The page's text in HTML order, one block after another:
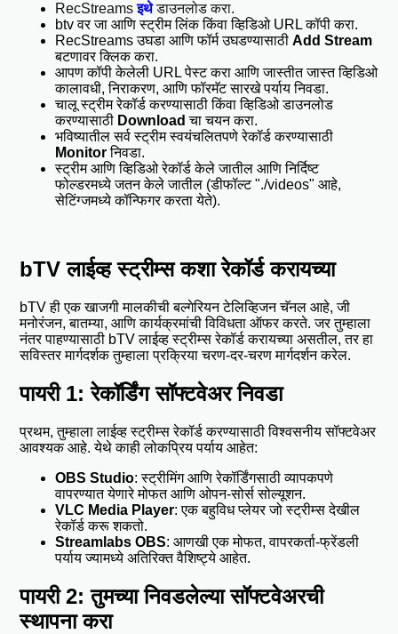
RecStreamsइथेडाउनलोड करा.
btv वर जा आणि स्ट्रीम लिंक किंवा व्हिडिओ URL कॉपी करा.
RecStreams उघडा आणि फॉर्म उघडण्यासाठीAdd Stream
बटणावर क्लिक करा.
आपण कॉपी केलेली URL पेस्ट करा आणि जास्तीत जास्त व्हिडिओ
कालावधी, निराकरण, आणि फॉरमॅट सारखे पर्याय निवडा.
चालू स्ट्रीम रेकॉर्ड करण्यासाठी किंवा व्हिडिओ डाउनलोड
करण्यासाठी Download चा चयन करा.
भविष्यातील सर्व स्ट्रीम स्वयंचलितपणे रेकॉर्ड करण्यासाठी
Monitorनिवडा.
स्ट्रीम आणि व्हिडिओ रेकॉर्ड केले जातील आणि निर्दिष्ट
फोल्डरमध्ये जतन केले जातील (डीफॉल्ट "./videos" आहे,
सेटिंग्जमध्ये कॉन्फिगर करता येते).
bTV लाईव्ह स्ट्रीम्स कशा रेकॉर्ड करायच्या
bTV ही एक खाजगी मालकीची बल्गेरियन टेलिव्हिजन चॅनल आहे, जी
मनोरंजन, बातम्या, आणि कार्यक्रमांची विविधता ऑफर करते. जर तुम्हाला
नंतर पाहण्यासाठी bTV लाईव्ह स्ट्रीम्स रेकॉर्ड करायच्या असतील, तर हा
सविस्तर मार्गदर्शक तुम्हाला प्रक्रिया चरण-दर-चरण मार्गदर्शन करेल.
पायरी 1: रेकॉर्डिंग सॉफ्टवेअर निवडा
प्रथम, तुम्हाला लाईव्ह स्ट्रीम्स रेकॉर्ड करण्यासाठी विश्वसनीय सॉफ्टवेअर
आवश्यक आहे. येथे काही लोकप्रिय पर्याय आहेत:
OBS Studio: स्ट्रीमिंग आणि रेकॉर्डिंगसाठी व्यापकपणे
वापरण्यात येणारे मोफत आणि ओपन-सोर्स सोल्यूशन.
VLC Media Player: एक बहुविध प्लेयर जो स्ट्रीम्स देखील
रेकॉर्ड करू शकतो.
Streamlabs OBS: आणखी एक मोफत, वापरकर्ता-फ्रेंडली
पर्याय ज्यामध्ये अतिरिक्त वैशिष्ट्ये आहेत.
पायरी 2: तुमच्या निवडलेल्या सॉफ्टवेअरची
स्थापना करा